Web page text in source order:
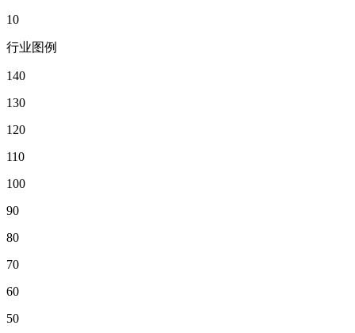
10
行业图例
140
130
120
110
100
90
80
70
60
50